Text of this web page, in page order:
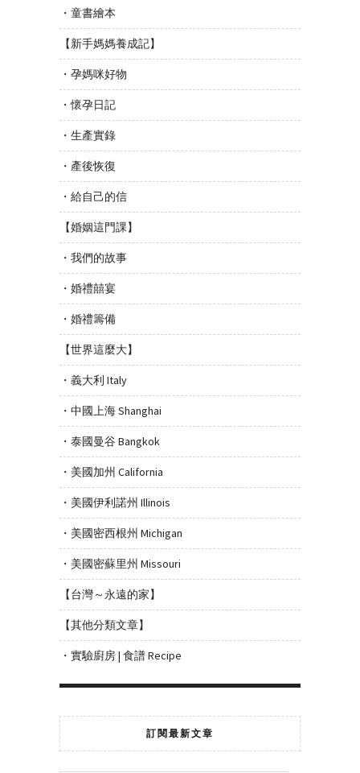
・童書繪本
【新手媽媽養成記】
・孕媽咪好物
・懷孕日記
・生產實錄
・產後恢復
・給自己的信
【婚姻這門課】
・我們的故事
・婚禮囍宴
・婚禮籌備
【世界這麼大】
・義大利 Italy
・中國上海 Shanghai
・泰國曼谷 Bangkok
・美國加州 California
・美國伊利諾州 Illinois
・美國密西根州 Michigan
・美國密蘇里州 Missouri
【台灣～永遠的家】
【其他分類文章】
・實驗廚房 | 食譜 Recipe
訂閱最新文章